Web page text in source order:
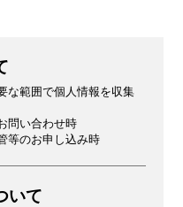
な範囲で個人情報を収集
問い合わせ時
等のお申し込み時
いて